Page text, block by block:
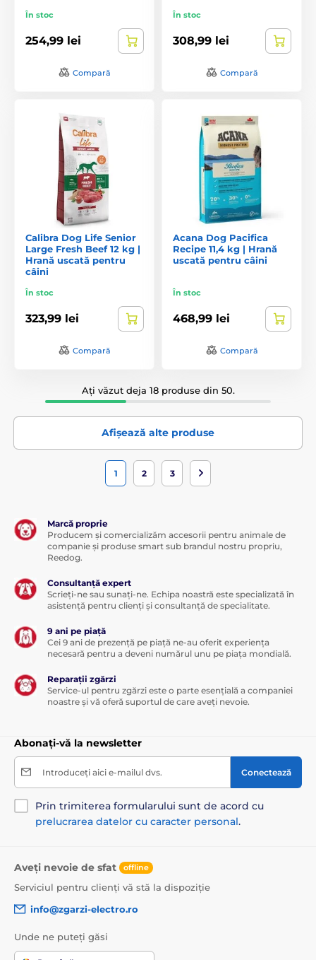
În stoc
254,99 lei
Compară
În stoc
308,99 lei
Compară
Calibra Dog Life Senior
Large Fresh Beef 12 kg |
Hrană uscată pentru
câini
În stoc
323,99 lei
Compară
Acana Dog Pacifica
Recipe 11,4 kg | Hrană
uscată pentru câini
În stoc
468,99 lei
Compară
Ați văzut deja 18 produse din 50.
Afișează alte produse
1 2 3
Marcă proprie
Producem și comercializăm accesorii pentru animale de
companie și produse smart sub brandul nostru propriu,
Reedog.
Consultanță expert
Scrieți-ne sau sunați-ne. Echipa noastră este specializată în
asistență pentru clienți și consultanță de specialitate.
9 ani pe piață
Cei 9 ani de prezență pe piață ne-au oferit experiența
necesară pentru a deveni numărul unu pe piața mondială.
Reparații zgărzi
Service-ul pentru zgărzi este o parte esențială a companiei
noastre și vă oferă suportul de care aveți nevoie.
Abonați-vă la newsletter
Introduceți aici e-mailul dvs. Conectează
Prin trimiterea formularului sunt de acord cu
prelucrarea datelor cu caracter personal.
Aveți nevoie de sfat offline
Serviciul pentru clienți vă stă la dispoziție
info@zgarzi-electro.ro
Unde ne puteți găsi